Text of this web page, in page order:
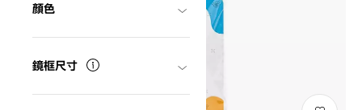
顏色
鏡框尺寸